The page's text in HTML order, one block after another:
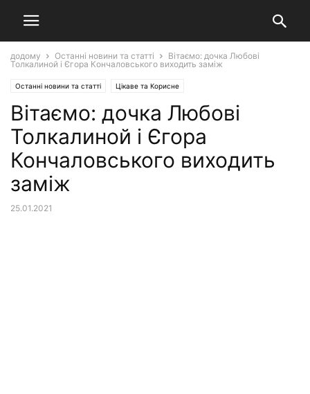
додому Останні новини та статті
Вітаємо: дочка Любові
Толкалиной і Єгора Кончаловського виходить заміж
Останні новини та статті Цікаве та Корисне
Вітаємо: дочка Любові
Толкалиной і Єгора
Кончаловського виходить
заміж
25.01.2021